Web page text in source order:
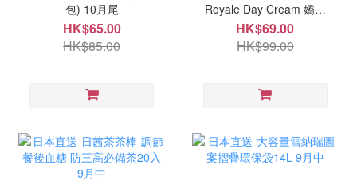
包) 10月尾
HK$65.00
HK$85.00
Royale Day Cream 嬌蘭
HK$69.00
HK$99.00